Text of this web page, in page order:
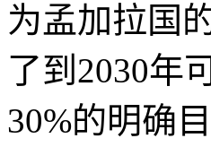
为孟加拉国
了到2030年
30%的明确